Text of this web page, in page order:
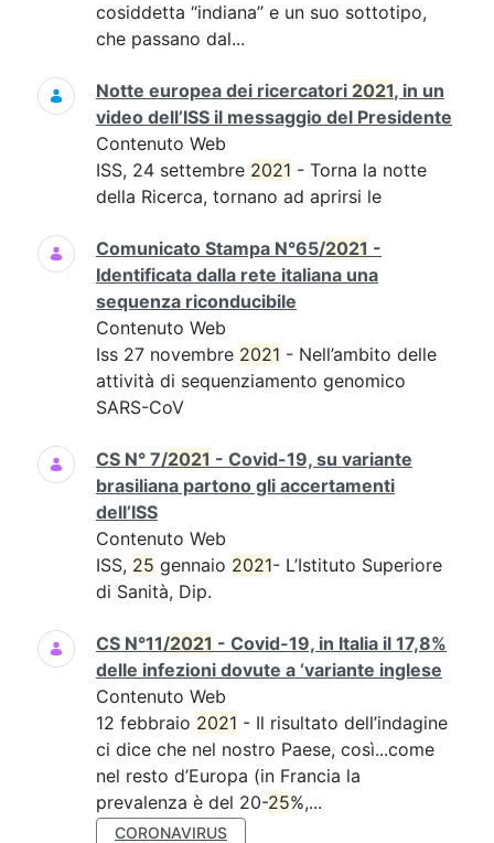
cosiddetta “indiana” e un suo sottotipo,
che passano dal...
Notte europea dei ricercatori 2021, in un
video dell’ISS il messaggio del Presidente
Contenuto Web
ISS, 24 settembre 2021 - Torna la notte
della Ricerca, tornano ad aprirsi le
Comunicato Stampa N°65/2021 -
Identificata dalla rete italiana una
sequenza riconducibile
Contenuto Web
Iss 27 novembre 2021 - Nell’ambito delle
attività di sequenziamento genomico
SARS-CoV
CS N° 7/2021 - Covid-19, su variante
brasiliana partono gli accertamenti
dell’ISS
Contenuto Web
ISS, 25 gennaio 2021- L’Istituto Superiore
di Sanità, Dip.
CS N°11/2021 - Covid-19, in Italia il 17,8%
delle infezioni dovute a ‘variante inglese
Contenuto Web
12 febbraio 2021 - Il risultato dell’indagine
ci dice che nel nostro Paese, così...come
nel resto d’Europa (in Francia la
prevalenza è del 20-25%,...
CORONAVIRUS